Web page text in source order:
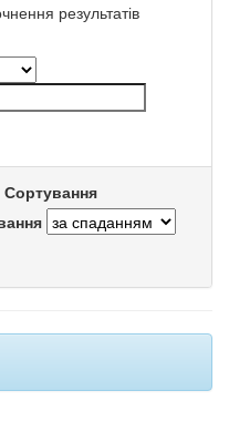
результатів
Сортування